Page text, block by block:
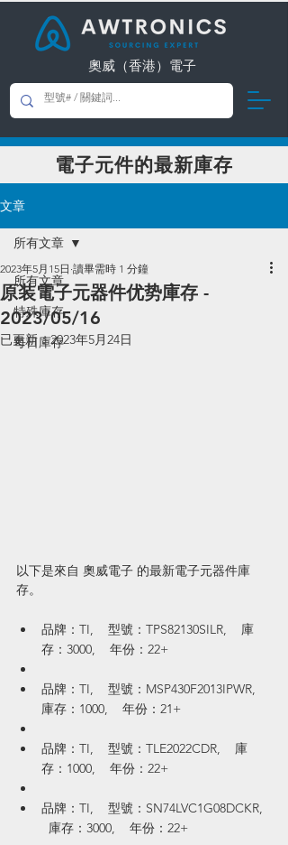
奧威（香港）電子
​電子元件的最新庫存
文章
所有文章
特殊庫存
每日庫存
所有文章
原装電子元器件优势庫存 -
2023/05/16
2023年5月15日 讀畢需時 1 分鐘
已更新：2023年5月24日
以下是來自 奧威電子 的最新電子元器件庫
存。
品牌：TI,    型號：TPS82130SILR,    庫
存：3000,    年份：22+
品牌：TI,    型號：MSP430F2013IPWR,
庫存：1000,    年份：21+
品牌：TI,    型號：TLE2022CDR,    庫
存：1000,    年份：22+
品牌：TI,    型號：SN74LVC1G08DCKR,
  庫存：3000,    年份：22+